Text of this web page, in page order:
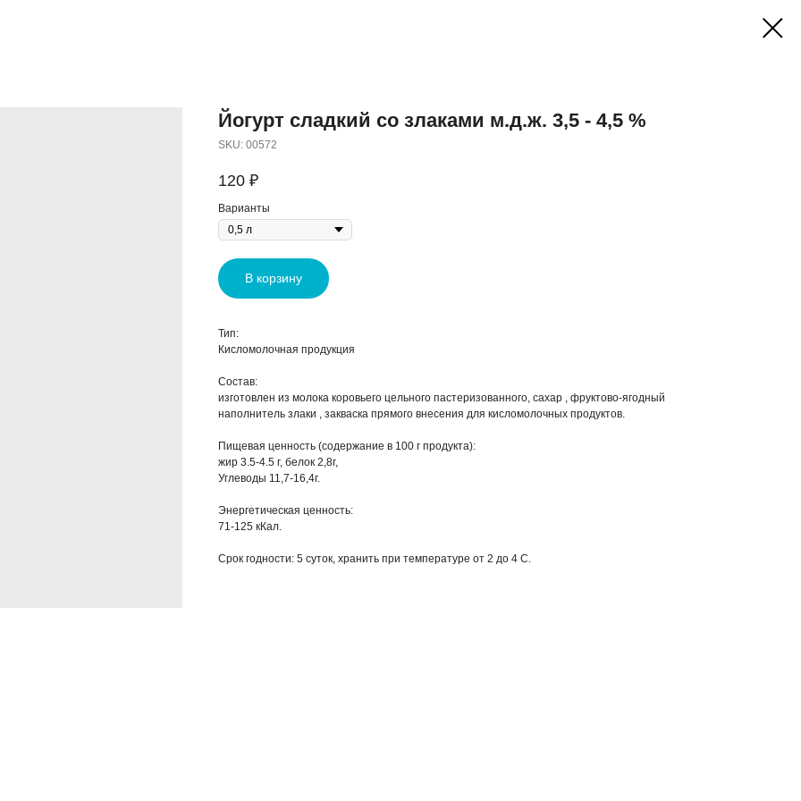
Йогурт сладкий со злаками м.д.ж. 3,5 - 4,5 %
SKU: 00572
120 ₽
Варианты
В корзину
Тип:
Кисломолочная продукция
Состав:
изготовлен из молока коровьего цельного пастеризованного, сахар , фруктово-ягодный
наполнитель злаки , закваска прямого внесения для кисломолочных продуктов.
Пищевая ценность (содержание в 100 г продукта):
жир 3.5-4.5 г, белок 2,8г,
Углеводы 11,7-16,4г.
Энергетическая ценность:
71-125 кКал.
Срок годности: 5 суток, хранить при температуре от 2 до 4 С.